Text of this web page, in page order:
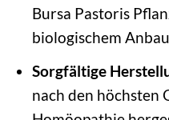
Bursa Pastoris
biologischem
Sorgfältige
nach den höchsten